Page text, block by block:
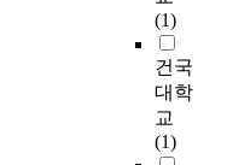
(1)
건국
대학
교
(1)